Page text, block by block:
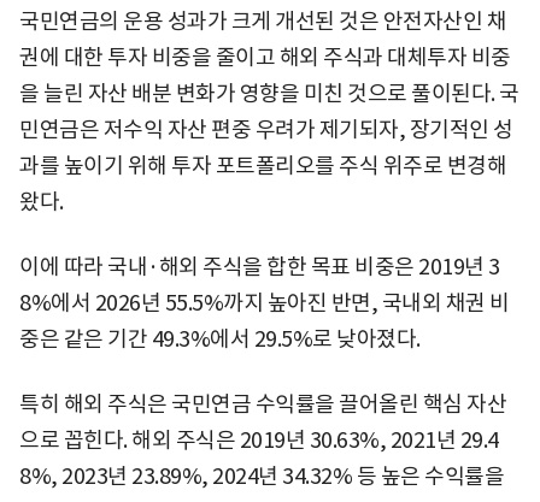
국민연금의 운용 성과가 크게 개선된 것은 안전자산인 채
권에 대한 투자 비중을 줄이고 해외 주식과 대체투자 비중
을 늘린 자산 배분 변화가 영향을 미친 것으로 풀이된다. 국
민연금은 저수익 자산 편중 우려가 제기되자, 장기적인 성
과를 높이기 위해 투자 포트폴리오를 주식 위주로 변경해
왔다.
이에 따라 국내·해외 주식을 합한 목표 비중은 2019년 3
8%에서 2026년 55.5%까지 높아진 반면, 국내외 채권 비
중은 같은 기간 49.3%에서 29.5%로 낮아졌다.
특히 해외 주식은 국민연금 수익률을 끌어올린 핵심 자산
으로 꼽힌다. 해외 주식은 2019년 30.63%, 2021년 29.4
8%, 2023년 23.89%, 2024년 34.32% 등 높은 수익률을